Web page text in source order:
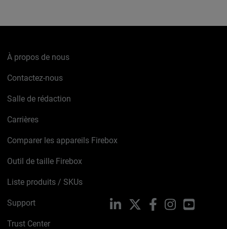
À propos de nous
Contactez-nous
Salle de rédaction
Carrières
Comparer les appareils Firebox
Outil de taille Firebox
Liste produits / SKUs
Support
Trust Center
LinkedIn FacebookInstagramYouTube